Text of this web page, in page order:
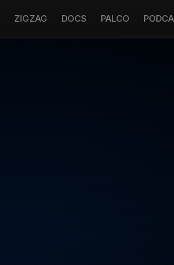
ZIGZAG DOCS PALCO